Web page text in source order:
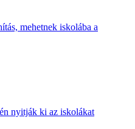
mehetnek iskolába a
nyitják ki az iskolákat